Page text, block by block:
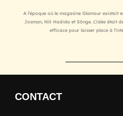
A l’époque où le magasine Glamour existait
Josman, Nili Hadida et Sônge. L’idée était
efficace pour laisser place à
CONTACT